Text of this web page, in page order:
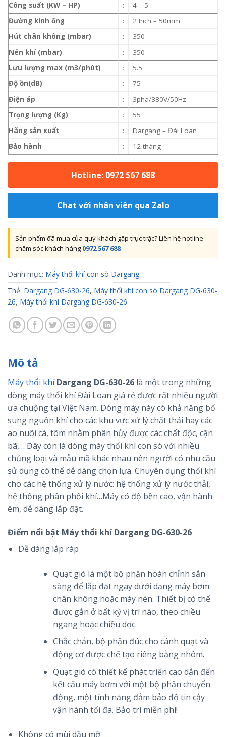
Công suất (KW – HP) :
4 – 5
Đường kính ống
:
2 Inch – 50mm
Hút chân không (mbar)
:
350
Nén khí (mbar)
:
350
Lưu lượng max (m3/phút)
:
5.5
Độ ồn(dB)
:
75
Điện áp
:
3pha/380V/50Hz
Trọng lượng (Kg)
:
55
Hãng sản xuất
:
Dargang – Đài Loan
Bảo hành
: 12 tháng
Hotline: 0972 567 688
Chat với nhân viên qua Zalo
Sản phẩm đã mua của quý khách gặp trục trặc? Liên hệ hotline
chăm sóc khách hàng 0972 567 688
Danh mục: Máy thổi khí con sò Dargang
Thẻ: Dargang DG-630-26, Máy thổi khí con sò Dargang DG-630-
26, Máy thổi khí Dargang DG-630-26
Mô tả
Máy thổi khí Dargang DG-630-26 là một trong những
dòng máy thổi khí Đài Loan giá rẻ được rất nhiều người
ưa chuộng tại Việt Nam. Dòng máy này có khả năng bổ
sung nguồn khí cho các khu vực xử lý chất thải hay các
ao nuôi cá, tôm nhằm phân hủy được các chất độc, cặn
bã,… Đây còn là dòng máy thổi khí con sò với nhiều
chủng loại và mẫu mã khác nhau nên người có nhu cầu
sử dụng có thể dễ dàng chọn lựa. Chuyên dụng thổi khí
cho các hệ thống xử lý nước: hệ thống xử lý nước thải,
hệ thống phân phối khí…Máy có độ bền cao, vận hành
êm, dễ dàng lắp đặt.
Điểm nổi bật Máy thổi khí Dargang DG-630-26
Dễ dàng lắp ráp
Quạt gió là một bộ phận hoàn chỉnh sẵn
sàng để lắp đặt ngay dưới dạng máy bơm
chân không hoặc máy nén. Thiết bị có thể
được gắn ở bất kỳ vị trí nào, theo chiều
ngang hoặc chiều dọc.
Chắc chắn, bộ phận đúc cho cánh quạt và
động cơ được chế tạo riêng bằng nhôm.
Quạt gió có thiết kế phát triển cao dẫn đến
kết cấu máy bơm với một bộ phận chuyển
động, một tính năng đảm bảo độ tin cậy
vận hành tối đa. Bảo trì miễn phí!
Không có mùi dầu mỡ